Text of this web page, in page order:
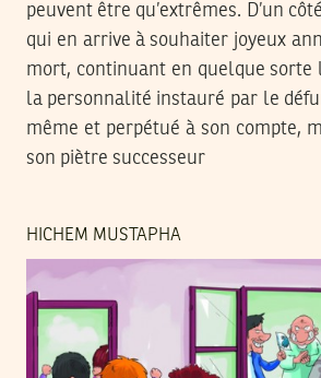
peuvent être qu’extrêmes. D’un
qui en arrive à souhaiter joyeux
mort, continuant en quelque sorte
la personnalité instauré par le
même et perpétué à son compte,
son piètre successeur
HICHEM MUSTAPHA